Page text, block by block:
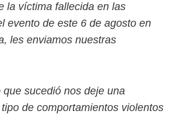
la víctima fallecida en las
evento de este 6 de agosto en
les enviamos nuestras
que sucedió nos deje una
de comportamientos violentos